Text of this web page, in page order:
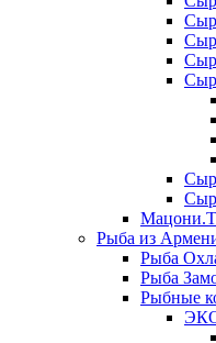
Сыр
Рыба из
Рыба
Рыба
Рыбные